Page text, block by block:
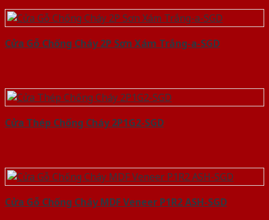
Cửa Gỗ Chống Cháy 2P Sơn Xám Trắng-a-SGD
Cửa Thép Chống Cháy 2P1G2-SGD
Cửa Gỗ Chống Cháy MDF Veneer P1R2 ASH-SGD